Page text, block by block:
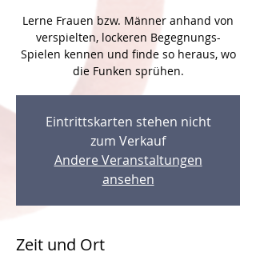
Lerne Frauen bzw. Männer anhand von
verspielten, lockeren Begegnungs-
Spielen kennen und finde so heraus, wo
die Funken sprühen.
Eintrittskarten stehen nicht
zum Verkauf
Andere Veranstaltungen
ansehen
Zeit und Ort